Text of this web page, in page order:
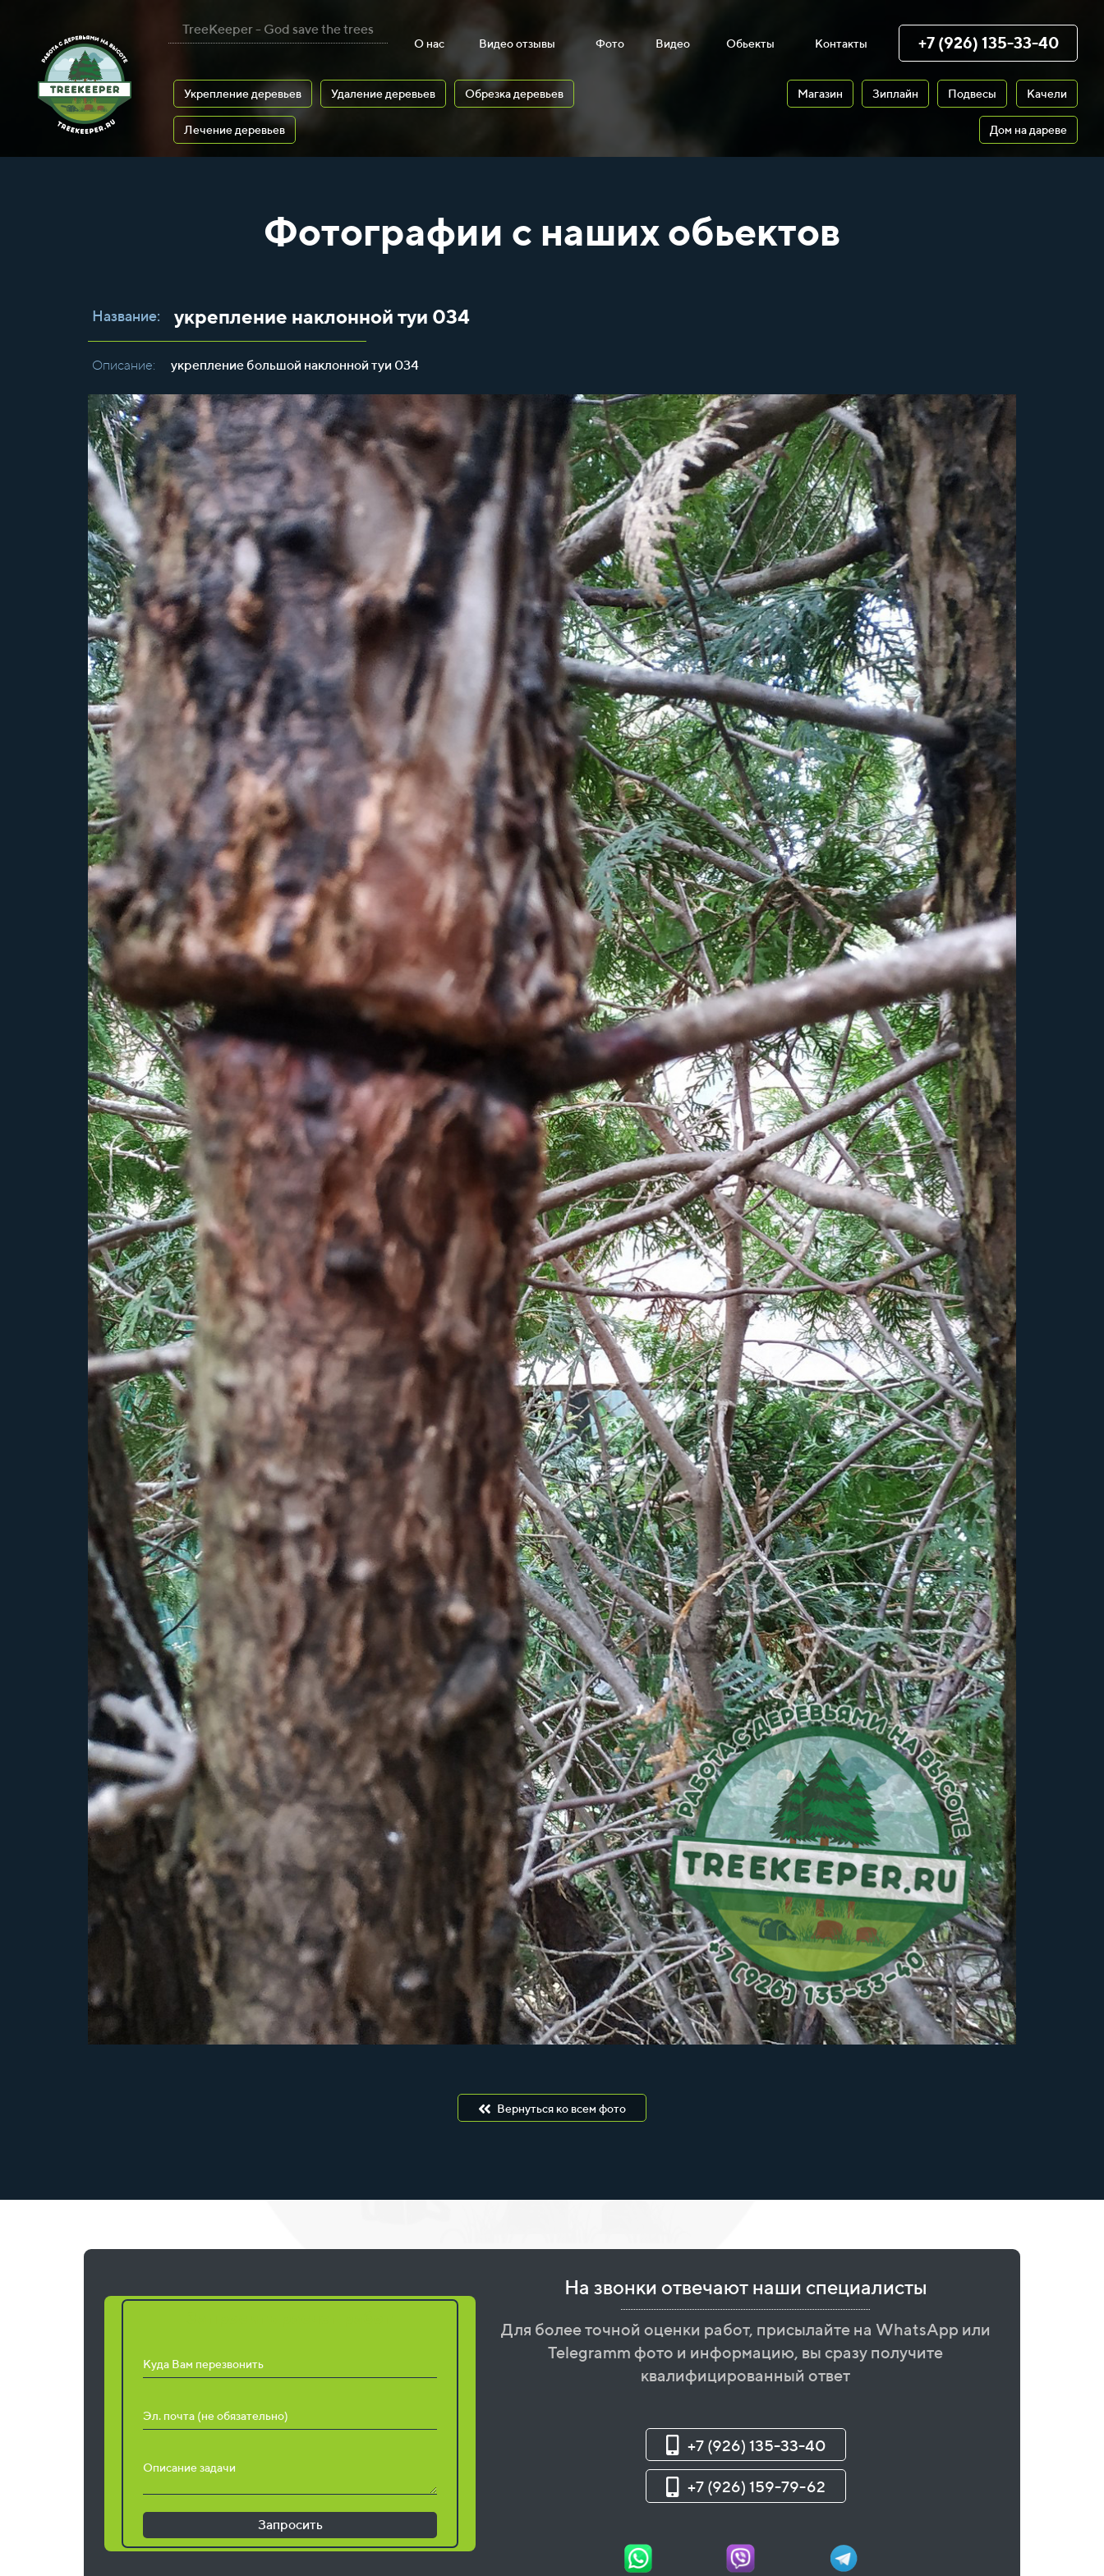
TreeKeeper - God save the trees
О нас Видео отзывы Фото Видео Обьекты Контакты +7 (926) 135-33-40
Укрепление деревьев Удаление деревьев Обрезка деревьев
Лечение деревьев
Магазин Зиплайн Подвесы Качели
Дом на дареве
Фотографии с наших обьектов
Название: укрепление наклонной туи 034
Описание: укрепление большой наклонной туи 034
Вернуться ко всем фото
Куда Вам перезвонить
Эл. почта (не обязательно)
Описание задачи
Запросить
На звонки отвечают наши специалисты
Для более точной оценки работ, присылайте на WhatsApp или
Telegramm фото и информацию, вы сразу получите
квалифицированный ответ
+7 (926) 135-33-40
+7 (926) 159-79-62